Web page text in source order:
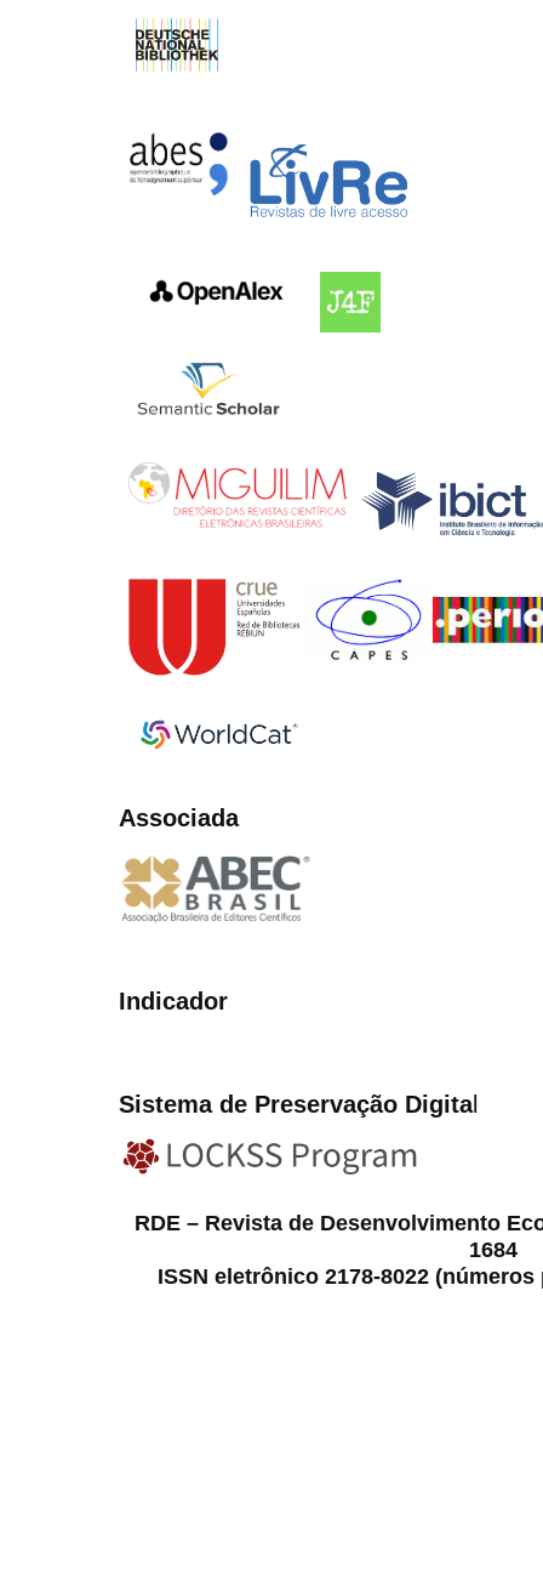
Associada
Indicador
Sistema de Preservação Digital
RDE – Revista de Desenvolvimento
1684
ISSN eletrônico 2178-8022